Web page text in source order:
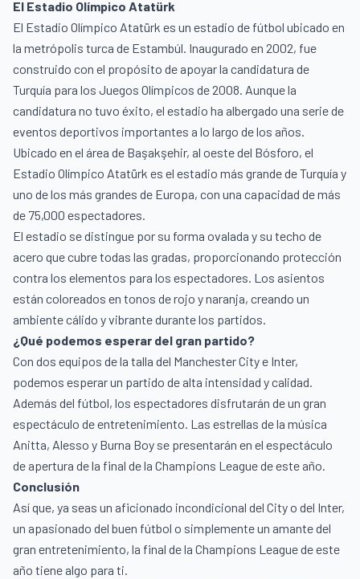
El Estadio Olímpico Atatürk
El Estadio Olímpico Atatürk es un estadio de fútbol ubicado en
la metrópolis turca de Estambúl. Inaugurado en 2002, fue
construido con el propósito de apoyar la candidatura de
Turquía para los Juegos Olímpicos de 2008. Aunque la
candidatura no tuvo éxito, el estadio ha albergado una serie de
eventos deportivos importantes a lo largo de los años.
Ubicado en el área de Başakşehir, al oeste del Bósforo, el
Estadio Olímpico Atatürk es el estadio más grande de Turquía y
uno de los más grandes de Europa, con una capacidad de más
de 75,000 espectadores.
El estadio se distingue por su forma ovalada y su techo de
acero que cubre todas las gradas, proporcionando protección
contra los elementos para los espectadores. Los asientos
están coloreados en tonos de rojo y naranja, creando un
ambiente cálido y vibrante durante los partidos.
¿Qué podemos esperar del gran partido?
Con dos equipos de la talla del Manchester City e Inter,
podemos esperar un partido de alta intensidad y calidad.
Además del fútbol, los espectadores disfrutarán de un gran
espectáculo de entretenimiento. Las estrellas de la música
Anitta, Alesso y Burna Boy se presentarán en el espectáculo
de apertura de la final de la Champions League de este año.
Conclusión
Así que, ya seas un aficionado incondicional del City o del Inter,
un apasionado del buen fútbol o simplemente un amante del
gran entretenimiento, la final de la Champions League de este
año tiene algo para ti.